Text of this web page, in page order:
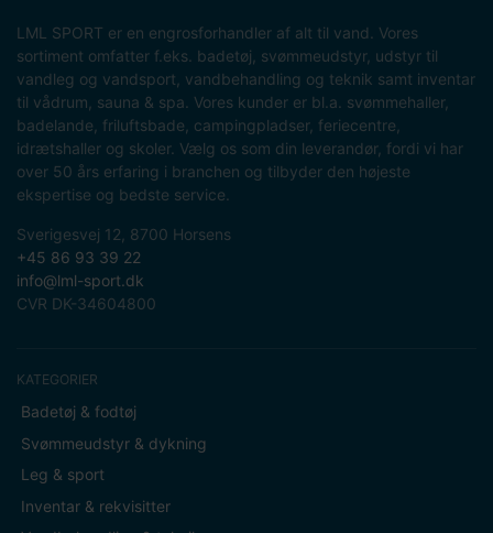
LML SPORT er en engrosforhandler af alt til vand. Vores
sortiment omfatter f.eks. badetøj, svømmeudstyr, udstyr til
vandleg og vandsport, vandbehandling og teknik samt inventar
til vådrum, sauna & spa. Vores kunder er bl.a. svømmehaller,
badelande, friluftsbade, campingpladser, feriecentre,
idrætshaller og skoler. Vælg os som din leverandør, fordi vi har
over 50 års erfaring i branchen og tilbyder den højeste
ekspertise og bedste service.
Sverigesvej 12, 8700 Horsens
+45 86 93 39 22
info@lml-sport.dk
CVR DK-34604800
KATEGORIER
Badetøj & fodtøj
Svømmeudstyr & dykning
Leg & sport
Inventar & rekvisitter